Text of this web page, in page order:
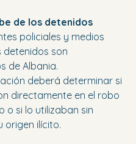
de los detenidos
policiales y medios
detenidos son
de Albania.
deberá determinar si
directamente en el robo
o si lo utilizaban sin
origen ilícito.